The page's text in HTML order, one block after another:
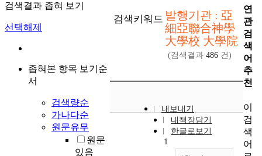
검색결과 좁혀 보기
선택해제
좁혀본 항목 보기순
서
검색량순
가나다순
원문유무
원문
있음
검색키워드 발행기관 : 亞
細亞聯合神學
大學校 大學院
(검색결과 486 건)
내보내기
내책장담기
한글로보기
1
연
관
검
색
어
추
천
이
검
색
어